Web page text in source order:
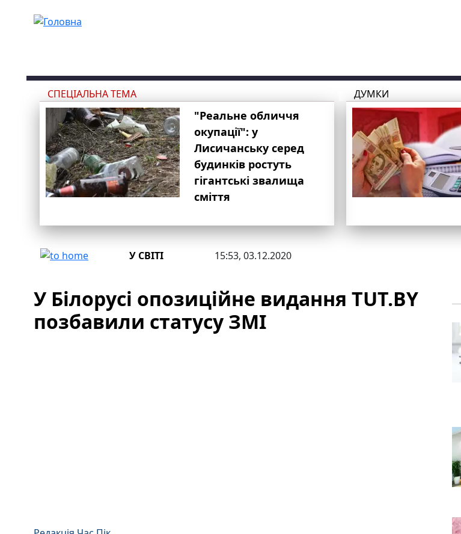
СПЕЦІАЛЬНА ТЕМА
"Реальне обличчя
окупації": у
Лисичанську серед
будинків ростуть
гігантські звалища
сміття
ДУМКИ
У СВІТІ 15:53, 03.12.2020
У Білорусі опозиційне видання TUT.BY
позбавили статусу ЗМІ